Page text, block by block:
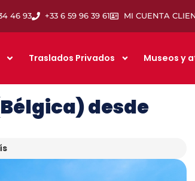
46 93 +33 6 59 96 39 61 MI CUENTA
Traslados Privados Museos y
desde